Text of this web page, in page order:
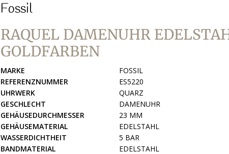
Fossil
RAQUEL DAMENUHR
GOLDFARBEN
MARKE
FOSSIL
REFERENZNUMMER
ES5220
UHRWERK
QUARZ
GESCHLECHT
DAMENUHR
GEHÄUSEDURCHMESSER
23 MM
GEHÄUSEMATERIAL
EDELSTAHL
WASSERDICHTHEIT
5 BAR
BANDMATERIAL
EDELSTAHL